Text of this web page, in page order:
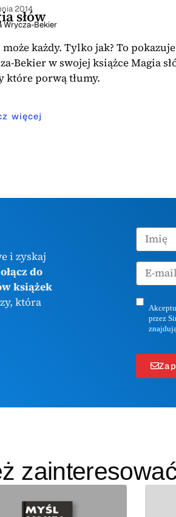
2014
słów
Wrycza-Bekier
może każdy. Tylko jak? To
Bekier w swojej książce Magia
które porwą tłumy.
więcej
i zyskaj
do
książek
która
przez